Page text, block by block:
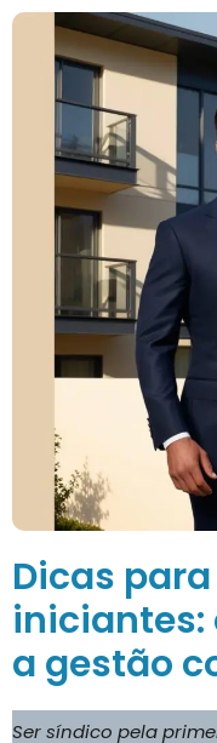
Dicas
iniciantes:
a gestão
Ser síndico pela